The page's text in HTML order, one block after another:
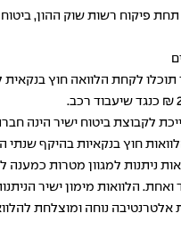
פיקוח רשות שוק ההון, ביטוח
תוכלו לקחת הלוואה חוץ בנקאית
לקבוצת ביטוח ישיר הינה
חוץ בנקאיות בהיקף שנתי
ניתנות למגוון מטרות כמענה
הלוואות מימון ישיר
אלטרנטיבה נוחה ומוצלחת